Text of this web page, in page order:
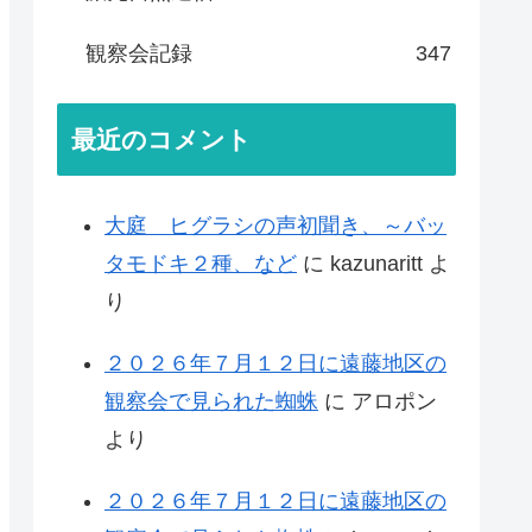
観察会記録 347
最近のコメント
大庭 ヒグラシの声初聞き、～バッ
タモドキ２種、など に kazunaritt よ
り
２０２６年７月１２日に遠藤地区の
観察会で見られた蜘蛛 に アロポン
より
２０２６年７月１２日に遠藤地区の